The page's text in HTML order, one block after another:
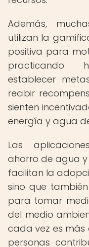
Además,
utilizan la
positiva para
practicando
establecer
recibir
sienten
energía y agua
Las
ahorro de agua
facilitan la
sino que
para tomar
del medio
cada vez es más
personas